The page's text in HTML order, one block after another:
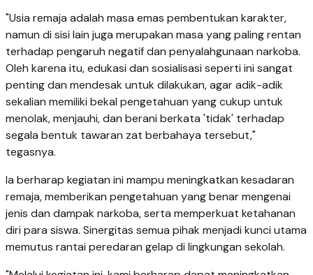
"Usia remaja adalah masa emas pembentukan karakter,
namun di sisi lain juga merupakan masa yang paling rentan
terhadap pengaruh negatif dan penyalahgunaan narkoba.
Oleh karena itu, edukasi dan sosialisasi seperti ini sangat
penting dan mendesak untuk dilakukan, agar adik-adik
sekalian memiliki bekal pengetahuan yang cukup untuk
menolak, menjauhi, dan berani berkata 'tidak' terhadap
segala bentuk tawaran zat berbahaya tersebut,"
tegasnya.
Ia berharap kegiatan ini mampu meningkatkan kesadaran
remaja, memberikan pengetahuan yang benar mengenai
jenis dan dampak narkoba, serta memperkuat ketahanan
diri para siswa. Sinergitas semua pihak menjadi kunci utama
memutus rantai peredaran gelap di lingkungan sekolah.